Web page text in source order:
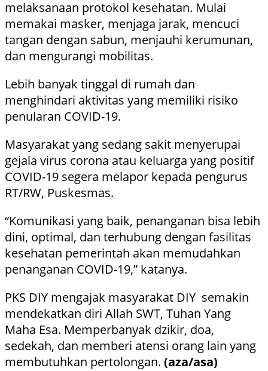
melaksanaan protokol kesehatan. Mulai
memakai masker, menjaga jarak, mencuci
tangan dengan sabun, menjauhi kerumunan,
dan mengurangi mobilitas.
Lebih banyak tinggal di rumah dan
menghindari aktivitas yang memiliki risiko
penularan COVID-19.
Masyarakat yang sedang sakit menyerupai
gejala virus corona atau keluarga yang positif
COVID-19 segera melapor kepada pengurus
RT/RW, Puskesmas.
“Komunikasi yang baik, penanganan bisa lebih
dini, optimal, dan terhubung dengan fasilitas
kesehatan pemerintah akan memudahkan
penanganan COVID-19,” katanya.
PKS DIY mengajak masyarakat DIY semakin
mendekatkan diri Allah SWT, Tuhan Yang
Maha Esa. Memperbanyak dzikir, doa,
sedekah, dan memberi atensi orang lain yang
membutuhkan pertolongan. (aza/asa)